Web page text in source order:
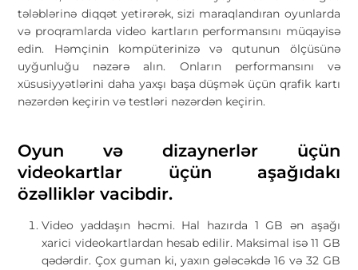
tələblərinə diqqət yetirərək, sizi maraqlandıran oyunlarda
və proqramlarda video kartların performansını müqayisə
edin. Həmçinin kompüterinizə və qutunun ölçüsünə
uyğunluğu nəzərə alın. Onların performansını və
xüsusiyyətlərini daha yaxşı başa düşmək üçün qrafik kartı
nəzərdən keçirin və testləri nəzərdən keçirin.
Oyun və dizaynerlər üçün
videokartlar üçün aşağıdakı
özəlliklər vacibdir.
Video yaddaşın həcmi. Hal hazırda 1 GB ən aşağı
xarici videokartlardan hesab edilir. Maksimal isə 11 GB
qədərdir. Çox guman ki, yaxın gələcəkdə 16 və 32 GB